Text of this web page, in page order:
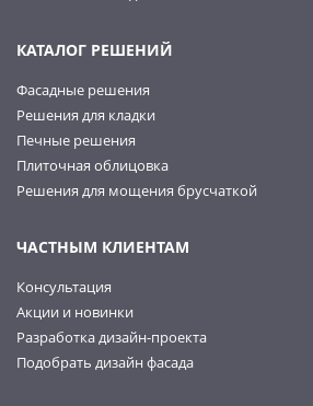
КАТАЛОГ РЕШЕНИЙ
Фасадные решения
Решения для кладки
Печные решения
Плиточная облицовка
Решения для мощения брусчаткой
ЧАСТНЫМ КЛИЕНТАМ
Консультация
Акции и новинки
Разработка дизайн-проекта
Подобрать дизайн фасада